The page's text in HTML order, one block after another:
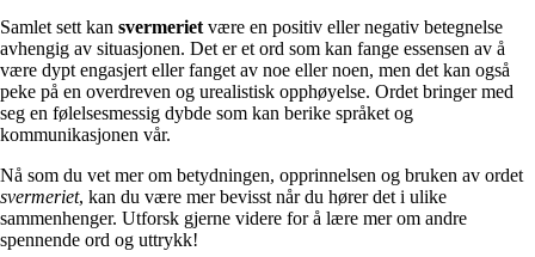
Samlet sett kan svermeriet være en positiv eller negativ betegnelse
avhengig av situasjonen. Det er et ord som kan fange essensen av å
være dypt engasjert eller fanget av noe eller noen, men det kan også
peke på en overdreven og urealistisk opphøyelse. Ordet bringer med
seg en følelsesmessig dybde som kan berike språket og
kommunikasjonen vår.
Nå som du vet mer om betydningen, opprinnelsen og bruken av ordet
svermeriet, kan du være mer bevisst når du hører det i ulike
sammenhenger. Utforsk gjerne videre for å lære mer om andre
spennende ord og uttrykk!